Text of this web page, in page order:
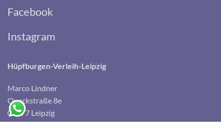
Facebook
Instagram
Hüpfburgen-Verleih-Leipzig
Marco Lindner
Queckstraße 8e
04177 Leipzig